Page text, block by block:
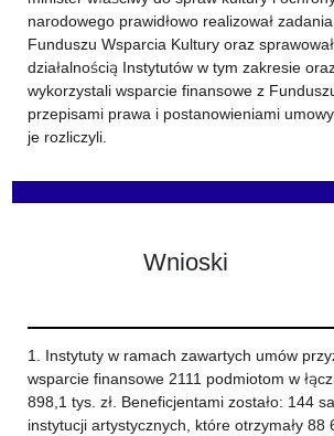
narodowego prawidłowo realizował
Funduszu Wsparcia Kultury oraz
działalnością Instytutów w tym zakresie
wykorzystali wsparcie finansowe z
przepisami prawa i postanowieniami
je rozliczyli.
Wnioski
1. Instytuty w ramach zawartych umów
wsparcie finansowe 2111 podmiotom w
898,1 tys. zł. Beneficjentami zostało: 144
instytucji artystycznych, które otrzymały 88